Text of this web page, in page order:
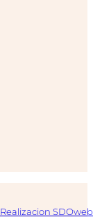
Realizacion SDOweb